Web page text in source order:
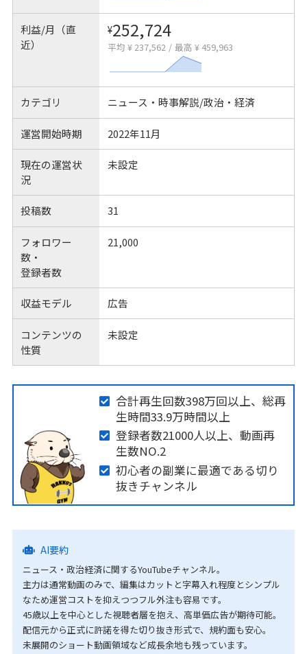
利益/月（直
近）
¥252,724
平均 ¥ 237,562 / 最高 ¥ 459,963
カテゴリ ニュース・時事解説/政治・経済
運営開始時期 2022年11月
現在の運営状
況
未設定
投稿数 31
フォロワー
数・
登録者数
21,000
収益モデル 広告
コンテンツの
性質
未設定
合計再生回数398万回以上、総再
生時間33.9万時間以上
登録者数21000人以上、動画再
生数NO.2
初心者の副業に最適である切り
抜きチャンネル
AI要約
ニュース・政治経済に関するYouTubeチャンネル。
主力は通常動画のみで、編集はカットと字幕入れ程度とシンプル
なため運営コストを抑えつつフル外注も容易です。
45歳以上を中心とした視聴者層を抱え、高単価広告が期待可能。
配信元から正式に許諾を得た切り抜き形式で、規約面も安心。
未展開のショート動画領域など成長余地も残っています。